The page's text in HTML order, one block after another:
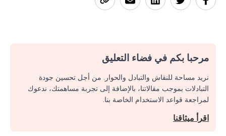
مرحبا بكم في فضاء التعليق
نريد مساحة للنقاش والتبادل والحوار. من أجل تحسين جودة
التبادلات بموجب مقالاتنا، بالإضافة إلى تجربة مساهمتك، ندعوك
لمراجعة قواعد الاستخدام الخاصة بنا.
اقرأ ميثاقنا